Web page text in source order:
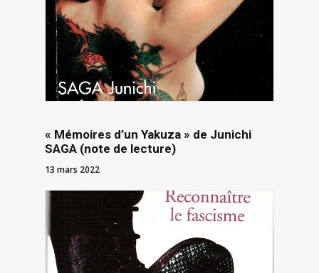
« Mémoires d’un Yakuza » de Junichi
SAGA (note de lecture)
13 mars 2022